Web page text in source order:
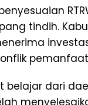
tindih.
belajar dari